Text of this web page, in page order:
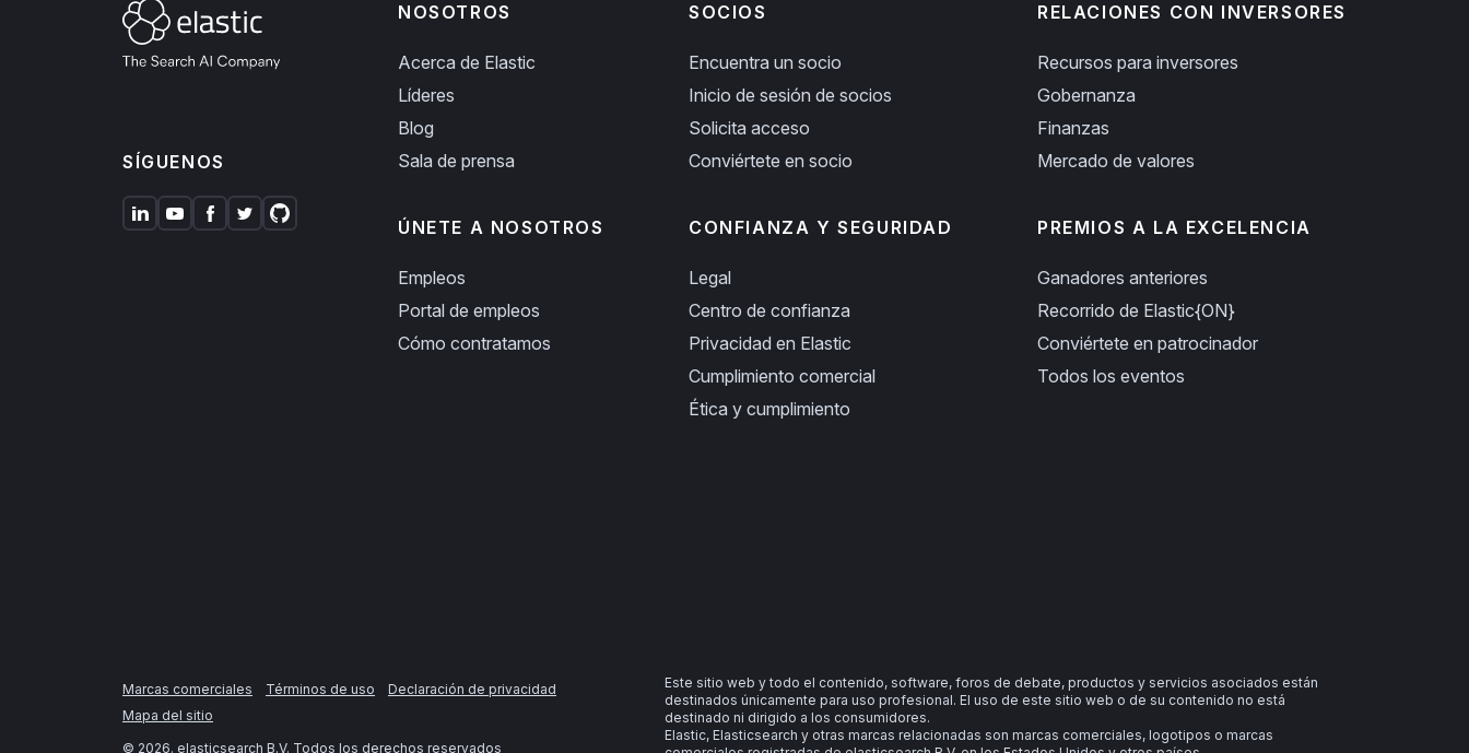
SÍGUENOS
NOSOTROS
Acerca de Elastic
Líderes
Blog
Sala de prensa
ÚNETE A NOSOTROS
Empleos
Portal de empleos
Cómo contratamos
SOCIOS
Encuentra un socio
Inicio de sesión de socios
Solicita acceso
Conviértete en socio
CONFIANZA Y SEGURIDAD
Legal
Centro de confianza
Privacidad en Elastic
Cumplimiento comercial
Ética y cumplimiento
RELACIONES CON INVERSORES
Recursos para inversores
Gobernanza
Finanzas
Mercado de valores
PREMIOS A LA EXCELENCIA
Ganadores anteriores
Recorrido de Elastic{ON}
Conviértete en patrocinador
Todos los eventos
Marcas comerciales Términos de uso
Declaración de privacidad
Mapa del sitio
© 2026. elasticsearch B.V. Todos los derechos reservados
Este sitio web y todo el contenido, software, foros de debate, productos y servicios asociados están
destinados únicamente para uso profesional. El uso de este sitio web o de su contenido no está
destinado ni dirigido a los consumidores.
Elastic, Elasticsearch y otras marcas relacionadas son marcas comerciales, logotipos o marcas